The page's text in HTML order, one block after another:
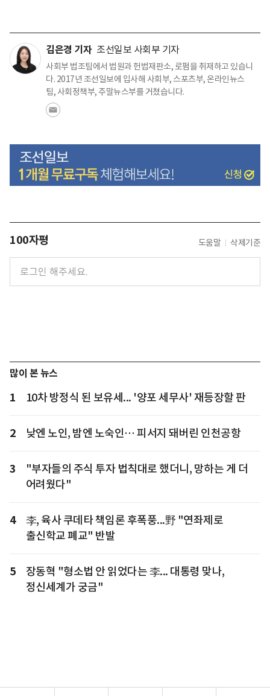
김은경 기자 조선일보 사회부 기자
사회부 법조팀에서 법원과 헌법재판소, 로펌을 취재하고 있습니
다. 2017년 조선일보에 입사해 사회부, 스포츠부, 온라인뉴스
팀, 사회정책부, 주말뉴스부를 거쳤습니다.
100자평 도움말 삭제기준
많이 본 뉴스
1 10차 방정식 된 보유세... '양포 세무사' 재등장할 판
2 낮엔 노인, 밤엔 노숙인… 피서지 돼버린 인천공항
3
"부자들의 주식 투자 법칙대로 했더니, 망하는 게 더
어려웠다"
4
李, 육사 쿠데타 책임론 후폭풍...野 "연좌제로
출신학교 폐교" 반발
5
장동혁 "형소법 안 읽었다는 李... 대통령 맞나,
정신세계가 궁금"